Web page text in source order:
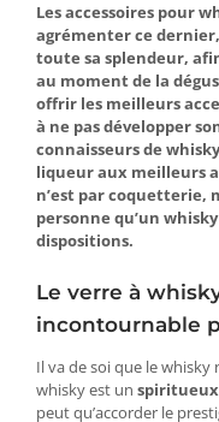
Les accessoires pour
agrémenter ce
toute sa splendeur,
au moment de la
offrir les meilleurs
à ne pas développer
connaisseurs de
liqueur aux meilleurs
n’est par coquetterie,
personne qu’un
dispositions.
Le verre à
incontournable
Il va de soi que le whisky
whisky est un
peut qu’accorder le